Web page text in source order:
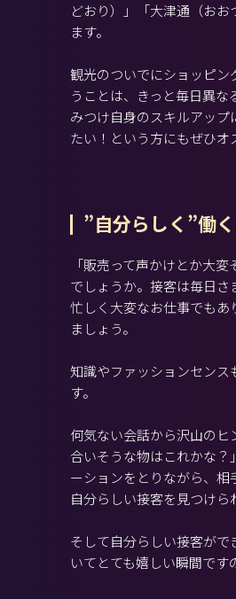
どおり）」「大津通（お
ます。
観光のついでにショッピ
うことは、きっと毎日異
みつけ自身のスキルアッ
たい！という方にもぜひオ
”自分らしく”働
「販売って声かけとか大
でしょうか。接客は毎日
忙しく大変なお仕事でも
ましょう。
知識やファッションセン
す。
何気ない会話から沢山の
合いそうな物はこれかな
ーションをとりながら、
自分らしい接客を見つけら
そして自分らしい接客が
いてとても嬉しい瞬間です